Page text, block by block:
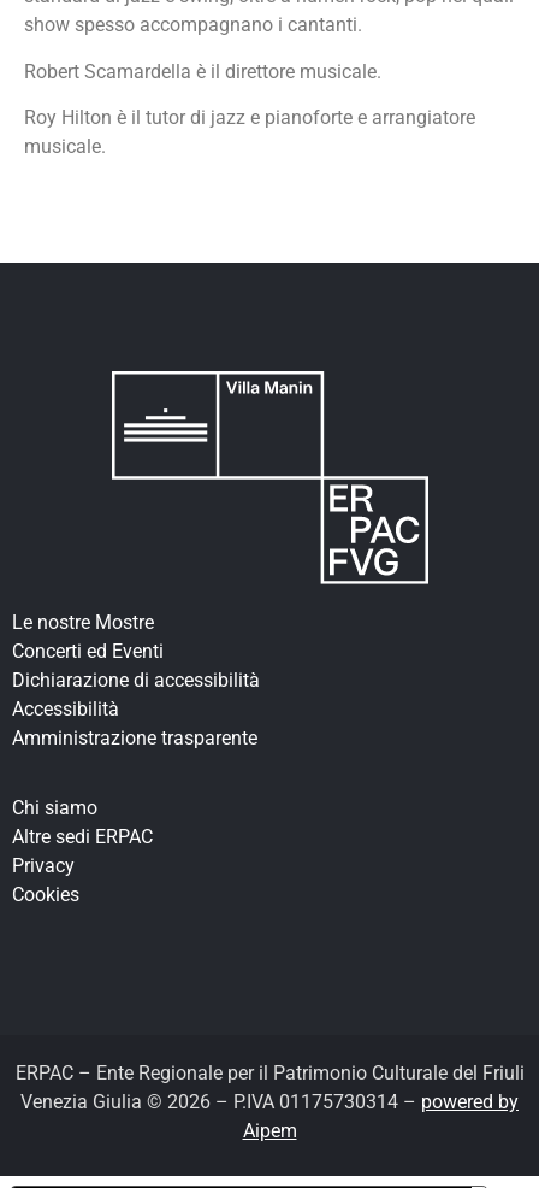
show spesso accompagnano i cantanti.
Robert Scamardella è il direttore musicale.
Roy Hilton è il tutor di jazz e pianoforte e arrangiatore
musicale.
Le nostre Mostre
Concerti ed Eventi
Dichiarazione di accessibilità
Accessibilità
Amministrazione trasparente
Chi siamo
Altre sedi ERPAC
Privacy
Cookies
ERPAC – Ente Regionale per il Patrimonio Culturale del Friuli
Venezia Giulia © 2026 – P.IVA 01175730314 – powered by
Aipem